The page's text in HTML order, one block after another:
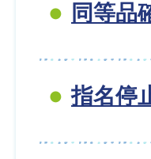
同等品
指名停